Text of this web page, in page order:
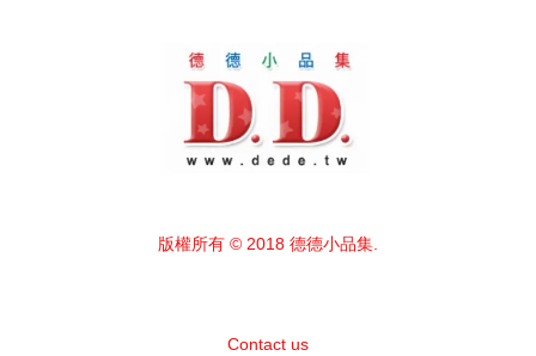
版權所有 © 2018 德德小品集.
Contact us